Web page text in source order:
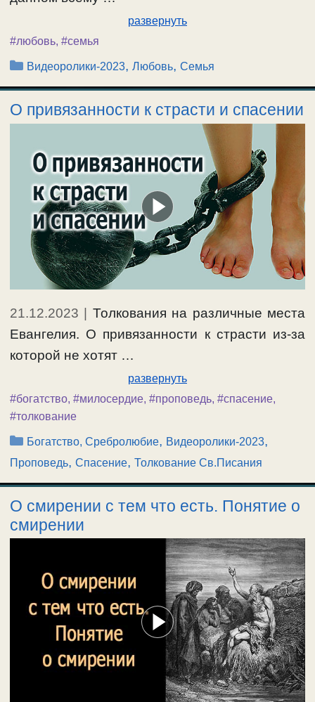
развернуть
#любовь, #семья
Рубрики
Видеоролики-2023,Любовь,Семья
О привязанности к страсти и спасении
21.12.2023 | Толкования на различные места
Евангелия. О привязанности к страсти из-за
которой не хотят …
развернуть
#богатство, #милосердие, #проповедь, #спасение,
#толкование
Рубрики
Богатство, Сребролюбие, Видеоролики-2023,
Проповедь, Спасение, Толкование Св.Писания
О смирении с тем что есть. Понятие о
смирении